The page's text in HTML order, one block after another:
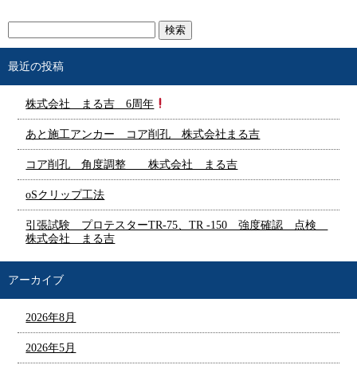
最近の投稿
株式会社 まる吉 6周年
あと施工アンカー コア削孔 株式会社まる吉
コア削孔 角度調整 株式会社 まる吉
oSクリップ工法
引張試験 プロテスターTR-75、TR -150 強度確認 点検
株式会社 まる吉
アーカイブ
2026年8月
2026年5月